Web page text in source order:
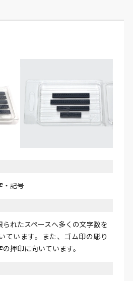
・記号
れたスペースへ多くの文字数を
ています。また、ゴム印の彫り
押印に向いています。